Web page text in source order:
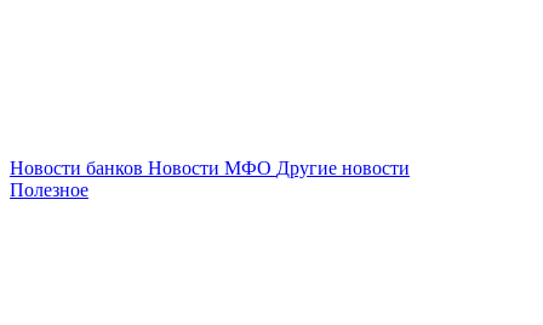
Новости банков Новости МФО Другие новости
Полезное